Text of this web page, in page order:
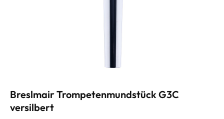
Breslmair Trompetenmundstück G3C
versilbert